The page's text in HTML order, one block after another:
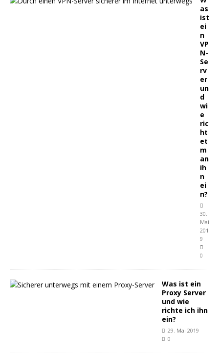
as
ist
ei
n
VP
N-
Se
rv
er
un
d
wi
e
ric
ht
et
m
an
ih
n
ei
n?
30.
Mai
201
9
0
Was ist ein
Proxy Server
und wie
richte ich ihn
ein?
29. Mai 2019
0